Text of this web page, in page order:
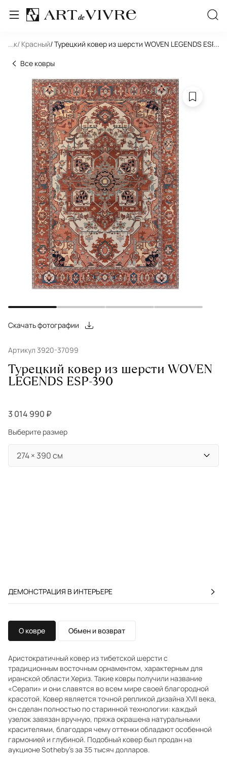
... / Красный/ Турецкий ковер из шерсти WOVEN LEGENDS ESP-
...
Все ковры
Скачать фотографии
Артикул 3920-37099
Турецкий ковер из шерсти WOVEN
LEGENDS ESP-390
3 014 990 ₽
Выберите размер
ДЕМОНСТРАЦИЯ В ИНТЕРЬЕРЕ
О ковре Обмен и возврат
Аристократичный ковер из тибетской шерсти с
традиционным восточным орнаментом, характерным для
иранской области Хериз. Такие ковры получили название
«Серапи» и они славятся во всем мире своей благородной
красотой. Ковер является точной репликой дизайна XVII века,
он сделан полностью по старинной технологии: каждый
узелок завязан вручную, пряжа окрашена натуральными
красителями, благодаря чему оттенки обладают особенной
гармонией и глубиной. Подобный ковер был продан на
аукционе Sotheby’s за 35 тысяч долларов.